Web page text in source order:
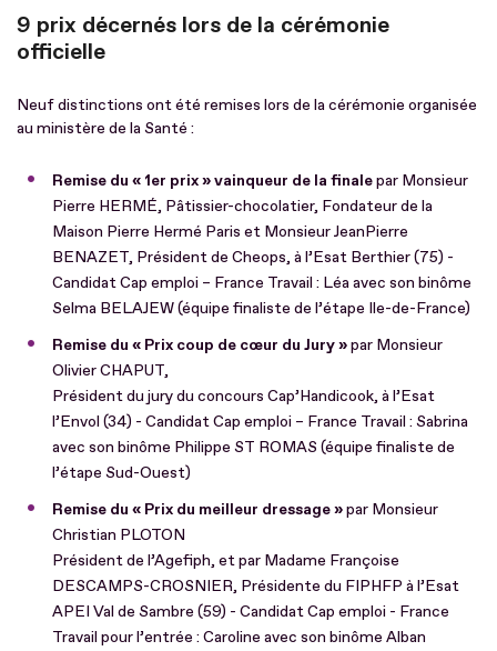
9 prix décernés lors de la cérémonie
officielle
Neuf distinctions ont été remises lors de la cérémonie organisée
au ministère de la Santé :
Remise du « 1er prix » vainqueur de la finalepar Monsieur
Pierre HERMÉ, Pâtissier-chocolatier, Fondateur de la
Maison Pierre Hermé Paris et Monsieur JeanPierre
BENAZET, Président de Cheops, à l’Esat Berthier (75) -
Candidat Cap emploi – France Travail : Léa avec son binôme
Selma BELAJEW (équipe finaliste de l’étape Ile-de-France)
Remise du « Prix coup de cœur du Jury »par Monsieur
Olivier CHAPUT,
Président du jury du concours Cap’Handicook, à l’Esat
l’Envol (34) - Candidat Cap emploi – France Travail : Sabrina
avec son binôme Philippe ST ROMAS (équipe finaliste de
l’étape Sud-Ouest)
Remise du « Prix du meilleur dressage »par Monsieur
Christian PLOTON
Président de l’Agefiph, et par Madame Françoise
DESCAMPS-CROSNIER, Présidente du FIPHFP à l’Esat
APEI Val de Sambre (59) - Candidat Cap emploi - France
Travail pour l’entrée : Caroline avec son binôme Alban